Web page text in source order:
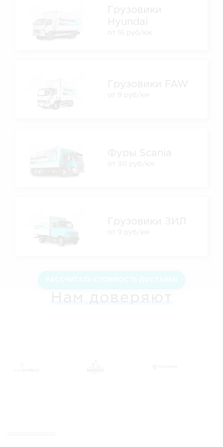
Грузовики
Hyundai
от 16 руб/км
Грузовики FAW
от 9 руб/км
Фуры Scania
от 30 руб/км
Грузовики ЗИЛ
от 9 руб/км